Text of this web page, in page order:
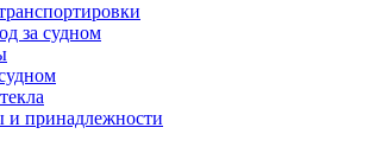
за судном
и принадлежности